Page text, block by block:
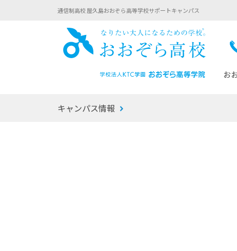
通信制高校 屋久島おおぞら高等学校サポートキャンパス
おお
お
キャンパス情報